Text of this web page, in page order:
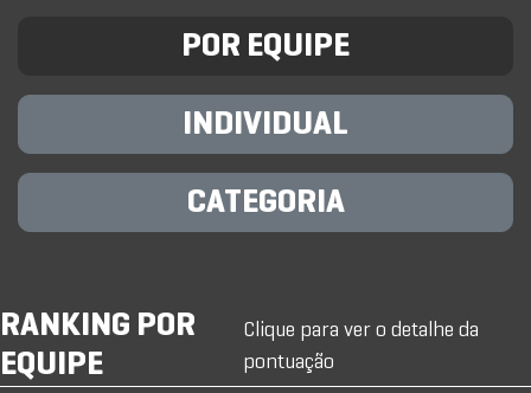
POR EQUIPE
INDIVIDUAL
CATEGORIA
RANKING POR
EQUIPE
Clique para ver o detalhe da
pontuação